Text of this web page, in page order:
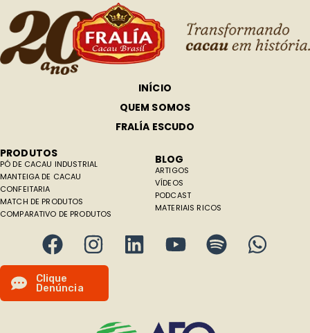
INÍCIO
QUEM SOMOS
FRALÍA ESCUDO
PRODUTOS
PÓ DE CACAU INDUSTRIAL
MANTEIGA DE CACAU
CONFEITARIA
MATCH DE PRODUTOS
COMPARATIVO DE PRODUTOS
BLOG
ARTIGOS
VÍDEOS
PODCAST
MATERIAIS RICOS
Clique
Denúncia